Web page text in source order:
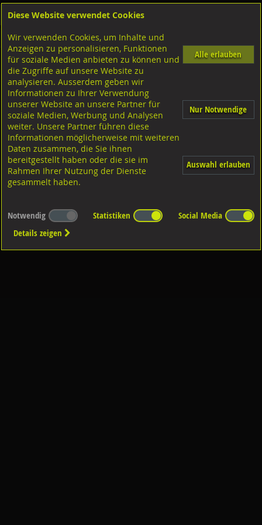
Shop Chemische Produkte Chemische Produkte
Kunststoff-Trennmittel
Diverse Produkte
Diese Website verwendet Cookies
Wir verwenden Cookies, um Inhalte und
Anzeigen zu personalisieren, Funktionen
für soziale Medien anbieten zu können und
die Zugriffe auf unsere Website zu
analysieren. Ausserdem geben wir
Informationen zu Ihrer Verwendung
unserer Website an unsere Partner für
soziale Medien, Werbung und Analysen
weiter. Unsere Partner führen diese
Informationen möglicherweise mit weiteren
Daten zusammen, die Sie ihnen
bereitgestellt haben oder die sie im
Rahmen Ihrer Nutzung der Dienste
gesammelt haben.
Alle erlauben
Nur Notwendige
Auswahl erlauben
Notwendig Statistiken
Social Media
Details zeigen